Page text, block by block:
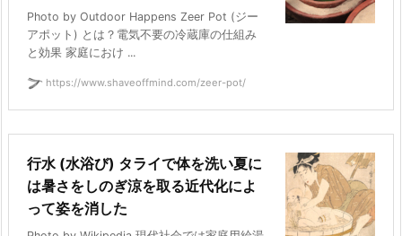
Photo by Outdoor Happens Zeer Pot (ジー
アポット) とは？電気不要の冷蔵庫の仕組み
と効果 家庭におけ ...
https://www.shaveoffmind.com/zeer-pot/
行水 (水浴び) タライで体を洗い夏に
は暑さをしのぎ涼を取る近代化によ
って姿を消した